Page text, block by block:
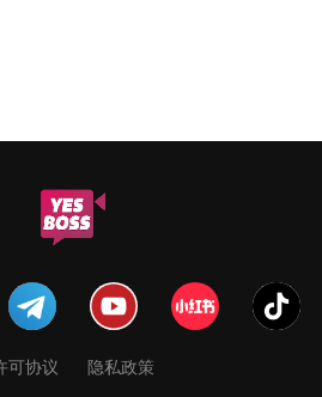
可协议 隐私政策